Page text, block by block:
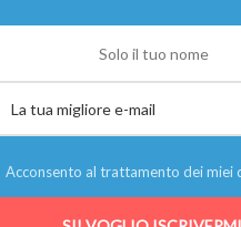
Acconsento al trattamento dei miei